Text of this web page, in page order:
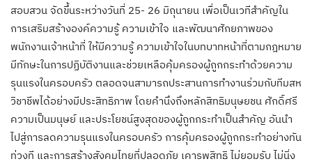
สอบสวน จัดขึ้นระหว่างวันที่ 25- 26 มิถุนายน เพื่อเป็นเวทีสำคัญใน
การเสริมสร้างองค์ความรู้ ความเข้าใจ และพัฒนาศักยภาพของ
พนักงานเจ้าหน้าที่ ให้มีความรู้ ความเข้าใจในบทบาทหน้าที่ตามกฎหมาย
มีทักษะในการปฏิบัติงานและช่วยเหลือคุ้มครองผู้ถูกกระทำด้วยความ
รุนแรงในครอบครัว ตลอดจนสามารถประสานการทำงานร่วมกับทีมสห
วิชาชีพได้อย่างมีประสิทธิภาพ โดยคำนึงถึงหลักสิทธิมนุษยชน ศักดิ์ศรี
ความเป็นมนุษย์ และประโยชน์สูงสุดของผู้ถูกกระทำเป็นสำคัญ อันนำ
ไปสู่การลดความรุนแรงในครอบครัว การคุ้มครองผู้ถูกกระทำอย่างทัน
ท่วงที และการสร้างสังคมไทยที่ปลอดภัย เคารพสิทธิ ไม่ยอมรับ ไม่นิ่ง